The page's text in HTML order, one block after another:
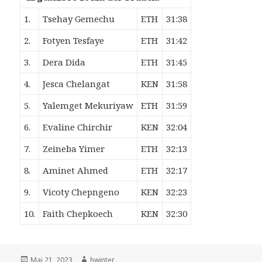
1.
Tsehay Gemechu ETH
31:38
2.
Fotyen Tesfaye ETH
31:42
3.
Dera Dida ETH
31:45
4.
Jesca Chelangat KEN
31:58
5.
Yalemget Mekuriyaw ETH
31:59
6.
Evaline Chirchir KEN
32:04
7.
Zeineba Yimer ETH
32:13
8.
Aminet Ahmed ETH
32:17
9.
Vicoty Chepngeno KEN
32:23
10.
Faith Chepkoech KEN 32:30
Veröffentlicht
Mai 21, 2023 Autor
hwinter